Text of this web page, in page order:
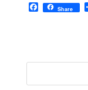
F
a
o
Share